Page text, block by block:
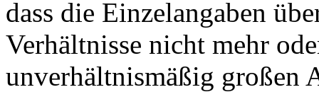
dass die Einzelangaben
Verhältnisse nicht mehr
unverhältnismäßig großen